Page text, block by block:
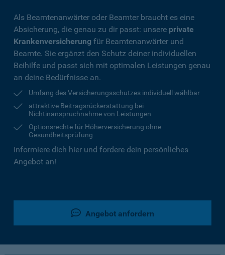
Als Beamtenanwärter oder Beamter braucht es eine
Absicherung, die genau zu dir passt: unsere private
Krankenversicherung für Beamtenanwärter und
Beamte. Sie ergänzt den Schutz deiner individuellen
Beihilfe und passt sich mit optimalen Leistungen genau
an deine Bedürfnisse an.
Umfang des Versicherungsschutzes individuell wählbar
attraktive Beitragsrückerstattung bei
Nichtinanspruchnahme von Leistungen
Optionsrechte für Höherversicherung ohne
Gesundheitsprüfung
Informiere dich hier und fordere dein persönliches
Angebot an!
Angebot anfordern